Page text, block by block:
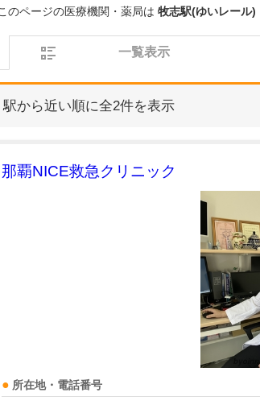
のページの医療機関・薬局は 牧志駅(ゆいレール)
一覧表示
駅から近い順に全2件を表示
那覇NICE救急クリニック
所在地・電話番号